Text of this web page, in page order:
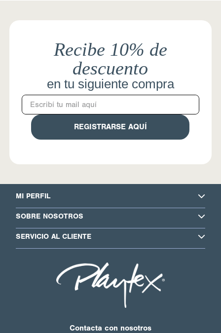
Recibe 10% de
descuento
en tu siguiente compra
REGISTRARSE AQUÍ
MI PERFIL
SOBRE NOSOTROS
SERVICIO AL CLIENTE
Contacta con nosotros